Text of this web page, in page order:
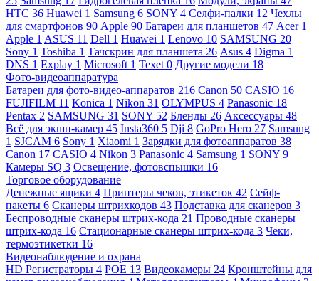
HTC 36 Huawei 1 Samsung 6 SONY 4 Селфи-палки 12 Чехлы
для смартфонов 90 Apple 90 Батареи для планшетов 47 Acer 1
Apple 1 ASUS 11 Dell 1 Huawei 1 Lenovo 10 SAMSUNG 20
Sony 1 Toshiba 1 Тачскрин для планшета 26 Asus 4 Digma 1
DNS 1 Explay 1 Microsoft 1 Texet 0 Другие модели 18
Фото-видеоаппаратура
Батареи для фото-видео-аппаратов 216 Canon 50 CASIO 16
FUJIFILM 11 Konica 1 Nikon 31 OLYMPUS 4 Panasonic 18
Pentax 2 SAMSUNG 31 SONY 52 Бленды 26 Аксессуары 48
Всё для экшн-камер 45 Insta360 5 Dji 8 GoPro Hero 27 Samsung
1 SJCAM 6 Sony 1 Xiaomi 1 Зарядки для фотоаппаратов 38
Canon 17 CASIO 4 Nikon 3 Panasonic 4 Samsung 1 SONY 9
Камеры SQ 3 Освещение, фотовспышки 16
Торговое оборудование
Денежные ящики 4 Принтеры чеков, этикеток 42 Сейф-
пакеты 6 Сканеры штрихкодов 43 Подставка для сканеров 3
Беспроводные сканеры штрих-кода 21 Проводные сканеры
штрих-кода 16 Стационарные сканеры штрих-кода 3 Чеки,
термоэтикетки 16
Видеонаблюдение и охрана
HD Регистраторы 4 POE 13 Видеокамеры 24 Кронштейны для